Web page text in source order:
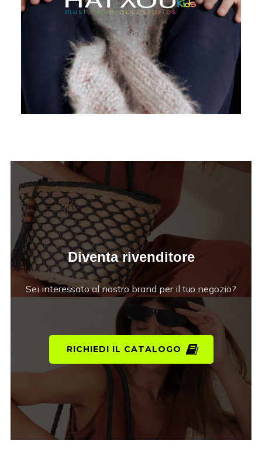
Diventa rivenditore
Sei interessato al nostro brand per il tuo negozio?
RICHIEDI IL CATALOGO